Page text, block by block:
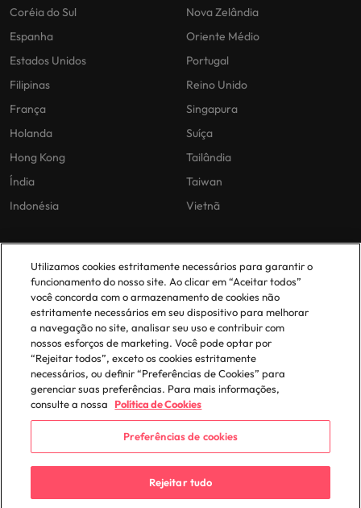
Coréia do Sul
Espanha
Estados Unidos
Filipinas
França
Holanda
Hong Kong
Índia
Indonésia
Nova Zelândia
Oriente Médio
Portugal
Reino Unido
Singapura
Suíça
Tailândia
Taiwan
Vietnã
As nossas políticas
Politica Privacidade
Politica de cookies
Política de Biblioteca
Politica de escravidão moderna
O nosso escritório em
Portugal
Lisboa
© 2025 Robert Walters Plc. All Rights Reserved.
Utilizamos cookies estritamente necessários para garantir o
funcionamento do nosso site. Ao clicar em “Aceitar todos”
você concorda com o armazenamento de cookies não
estritamente necessários em seu dispositivo para melhorar
a navegação no site, analisar seu uso e contribuir com
nossos esforços de marketing. Você pode optar por
“Rejeitar todos”, exceto os cookies estritamente
necessários, ou definir “Preferências de Cookies” para
gerenciar suas preferências. Para mais informações,
consulte a nossa
Política de Cookies
Preferências de cookies
Rejeitar tudo